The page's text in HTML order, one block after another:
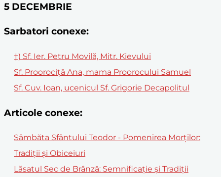
5 DECEMBRIE
Sarbatori conexe:
†) Sf. Ier. Petru Movilă, Mitr. Kievului
Sf. Proorociță Ana, mama Proorocului Samuel
Sf. Cuv. Ioan, ucenicul Sf. Grigorie Decapolitul
Articole conexe:
Sâmbăta Sfântului Teodor - Pomenirea Morților:
Tradiții și Obiceiuri
Lăsatul Sec de Brânză: Semnificație și Tradiții